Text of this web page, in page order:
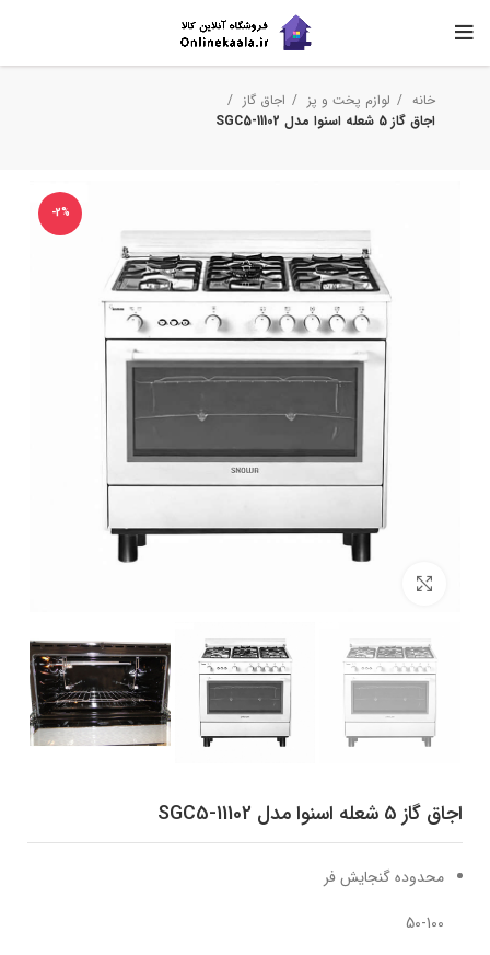
خانه لوازم پخت و پز
اجاق گاز
اجاق گاز 5 شعله اسنوا مدل SGC5-11102
-2%
اجاق گاز 5 شعله اسنوا مدل SGC5-11102
محدوده گنجایش فر
50-100